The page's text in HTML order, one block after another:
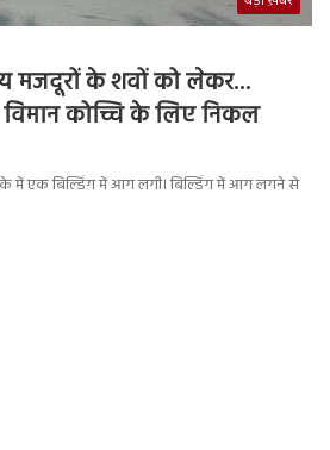
मजदूरों के शवों को लेकर…
कोच्चि के लिए निकल
में एक बिल्डिंग में आग लगी। बिल्डिंग में आग लगने से